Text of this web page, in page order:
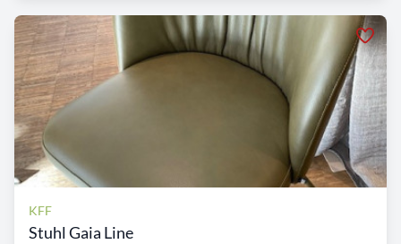
KFF
Stuhl Gaia Line